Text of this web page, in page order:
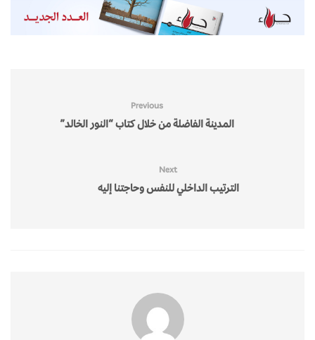
Previous
المدينة الفاضلة من خلال كتاب “النور الخالد”
Next
الترتيب الداخلي للنفس وحاجتنا إليه